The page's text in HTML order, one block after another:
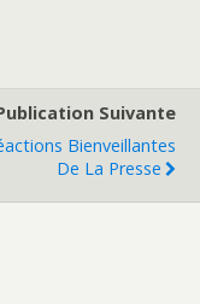
Suivante
Bienveillantes
De La Presse